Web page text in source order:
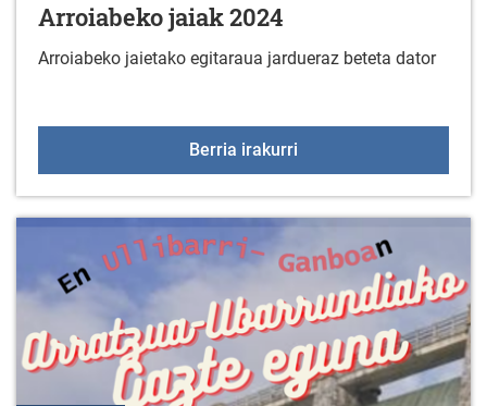
Arroiabeko jaiak 2024
Arroiabeko jaietako egitaraua jardueraz beteta dator
Berria irakurri